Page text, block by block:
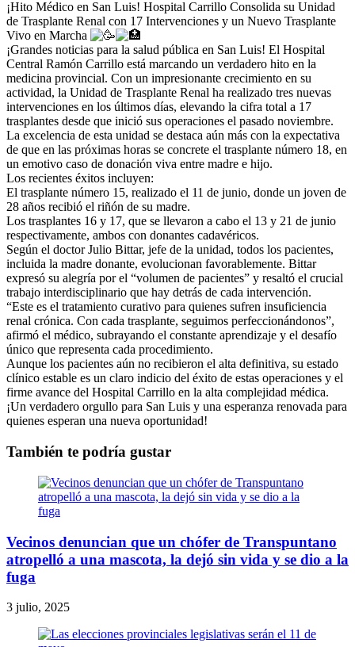
¡Hito Médico en San Luis! Hospital Carrillo Consolida su Unidad
de Trasplante Renal con 17 Intervenciones y un Nuevo Trasplante
Vivo en Marcha
¡Grandes noticias para la salud pública en San Luis! El Hospital
Central Ramón Carrillo está marcando un verdadero hito en la
medicina provincial. Con un impresionante crecimiento en su
actividad, la Unidad de Trasplante Renal ha realizado tres nuevas
intervenciones en los últimos días, elevando la cifra total a 17
trasplantes desde que inició sus operaciones el pasado noviembre.
La excelencia de esta unidad se destaca aún más con la expectativa
de que en las próximas horas se concrete el trasplante número 18, en
un emotivo caso de donación viva entre madre e hijo.
Los recientes éxitos incluyen:
El trasplante número 15, realizado el 11 de junio, donde un joven de
28 años recibió el riñón de su madre.
Los trasplantes 16 y 17, que se llevaron a cabo el 13 y 21 de junio
respectivamente, ambos con donantes cadavéricos.
Según el doctor Julio Bittar, jefe de la unidad, todos los pacientes,
incluida la madre donante, evolucionan favorablemente. Bittar
expresó su alegría por el “volumen de pacientes” y resaltó el crucial
trabajo interdisciplinario que hay detrás de cada intervención.
“Este es el tratamiento curativo para quienes sufren insuficiencia
renal crónica. Con cada trasplante, seguimos perfeccionándonos”,
afirmó el médico, subrayando el constante aprendizaje y el desafío
único que representa cada procedimiento.
Aunque los pacientes aún no recibieron el alta definitiva, su estado
clínico estable es un claro indicio del éxito de estas operaciones y el
firme avance del Hospital Carrillo en la alta complejidad médica.
¡Un verdadero orgullo para San Luis y una esperanza renovada para
quienes esperan una nueva oportunidad!
También te podría gustar
Vecinos denuncian que un chófer de Transpuntano
atropelló a una mascota, la dejó sin vida y se dio a la
fuga
3 julio, 2025